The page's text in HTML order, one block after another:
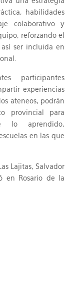
habilidades
colaborativo y
reforzando el
ser incluida en
participantes
experiencias
ateneos, podrán
provincial para
aprendido,
en las que
Lajitas, Salvador
en Rosario de la